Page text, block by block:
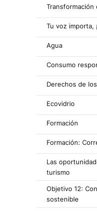
Transformación
Tu voz importa,
Agua
Consumo
Derechos de
Ecovidrio
Formación
Formación:
Las
turismo
Objetivo 12:
sostenible